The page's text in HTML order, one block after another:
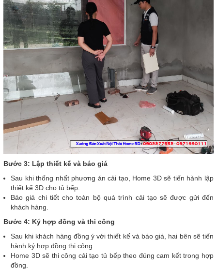
Bước 3: Lập thiết kế và báo giá
Sau khi thống nhất phương án cải tạo, Home 3D sẽ tiến hành lập
thiết kế 3D cho tủ bếp.
Báo giá chi tiết cho toàn bộ quá trình cải tạo sẽ được gửi đến
khách hàng.
Bước 4: Ký hợp đồng và thi công
Sau khi khách hàng đồng ý với thiết kế và báo giá, hai bên sẽ tiến
hành ký hợp đồng thi công.
Home 3D sẽ thi công cải tạo tủ bếp theo đúng cam kết trong hợp
đồng.